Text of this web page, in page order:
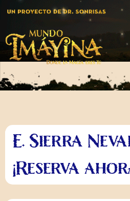
E. Sierra
¡Reserva